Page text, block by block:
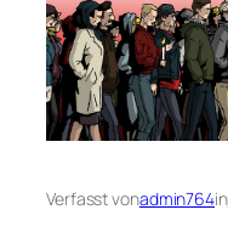
Verfasst vonadmin764in